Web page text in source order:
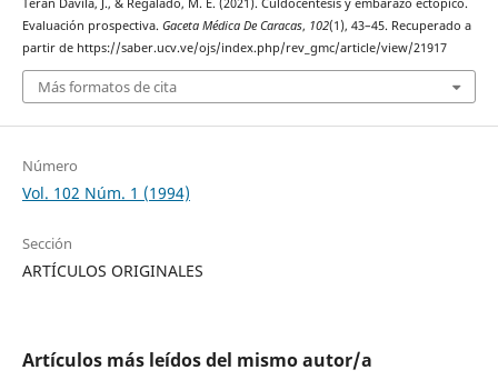
Terán Dávila, J., & Regalado, M. E. (2021). Culdocentesis y embarazo ectópico.
Evaluación prospectiva. Gaceta Médica De Caracas, 102(1), 43–45. Recuperado a
partir de https://saber.ucv.ve/ojs/index.php/rev_gmc/article/view/21917
Más formatos de cita
Número
Vol. 102 Núm. 1 (1994)
Sección
ARTÍCULOS ORIGINALES
Artículos más leídos del mismo autor/a